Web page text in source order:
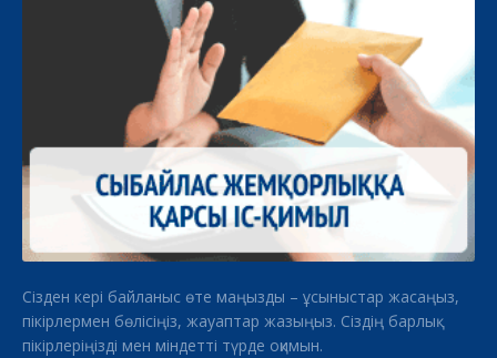
Сізден кері байланыс өте маңызды – ұсыныстар жасаңыз,
пікірлермен бөлісіңіз, жауаптар жазыңыз. Сіздің барлық
пікірлеріңізді мен міндетті түрде оқимын.